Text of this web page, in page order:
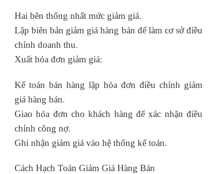
Hai bên thống nhất mức giảm giá.
Lập biên bản giảm giá hàng bán để làm cơ sở điều
chỉnh doanh thu.
Xuất hóa đơn giảm giá:
Kế toán bán hàng lập hóa đơn điều chỉnh giảm
giá hàng bán.
Giao hóa đơn cho khách hàng để xác nhận điều
chỉnh công nợ.
Ghi nhận giảm giá vào hệ thống kế toán.
Cách Hạch Toán Giảm Giá Hàng Bán